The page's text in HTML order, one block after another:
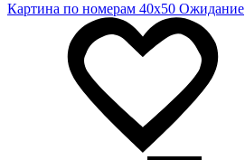
Картина по номерам 40х50 Ожидание